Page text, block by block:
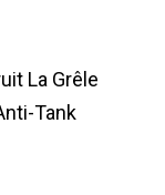
La Grêle
Tank